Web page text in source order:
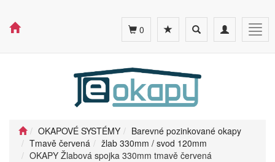
Toggle
navigation
Toggle
search
0
OKAPOVÉ SYSTÉMY
Barevné pozinkované okapy
Tmavě červená
žlab 330mm / svod 120mm
OKAPY Žlabová spojka 330mm tmavě červená